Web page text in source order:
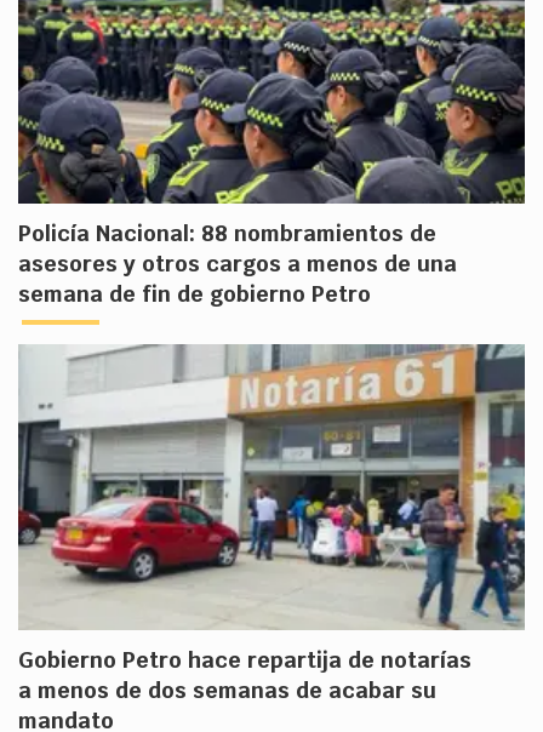
Policía Nacional: 88 nombramientos de
asesores y otros cargos a menos de una
semana de fin de gobierno Petro
Gobierno Petro hace repartija de notarías
a menos de dos semanas de acabar su
mandato